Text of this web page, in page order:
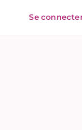
Se